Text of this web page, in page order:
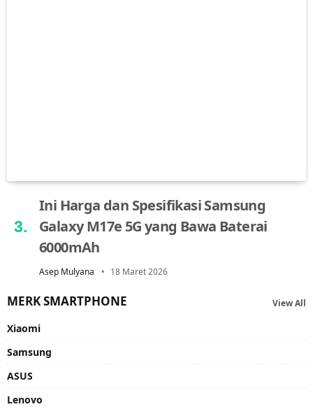
Ini Harga dan Spesifikasi Samsung
Galaxy M17e 5G yang Bawa Baterai
6000mAh
Asep Mulyana 18 Maret 2026
MERK SMARTPHONE View All
Xiaomi
Samsung
ASUS
Lenovo